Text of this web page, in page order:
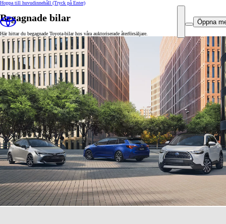
Hoppa till huvudinnehåll (Tryck på Enter)
Öppna
Begagnade bilar
Här hittar du begagnade Toyota-bilar hos våra auktoriserade återförsäljare.